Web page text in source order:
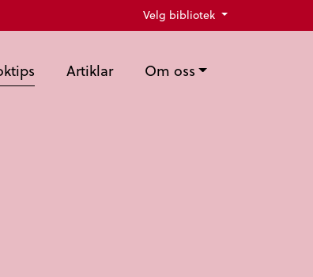
Velg bibliotek
Artiklar Om oss